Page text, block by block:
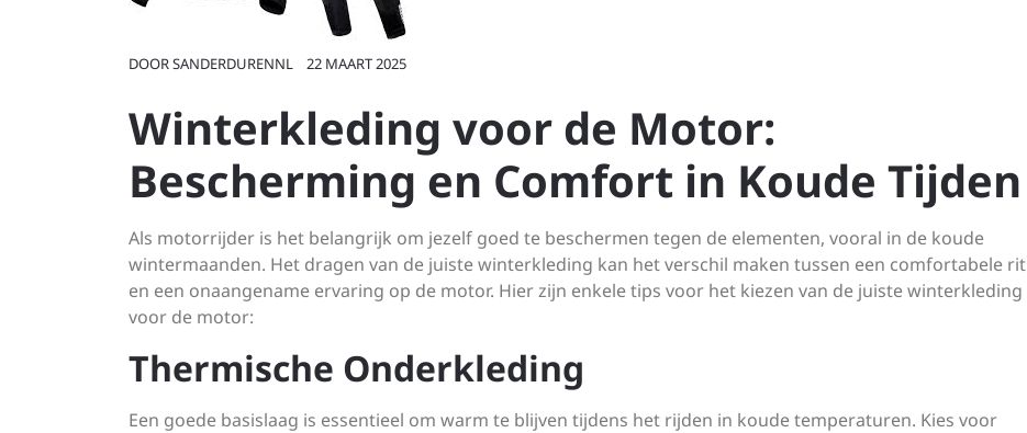
DOORSANDERDURENNL 22 MAART 2025
Winterkleding voor de Motor:
Bescherming en Comfort in Koude Tijden
Als motorrijder is het belangrijk om jezelf goed te beschermen tegen de elementen, vooral in de koude
wintermaanden. Het dragen van de juiste winterkleding kan het verschil maken tussen een comfortabele rit
en een onaangename ervaring op de motor. Hier zijn enkele tips voor het kiezen van de juiste winterkleding
voor de motor:
Thermische Onderkleding
Een goede basislaag is essentieel om warm te blijven tijdens het rijden in koude temperaturen. Kies voor